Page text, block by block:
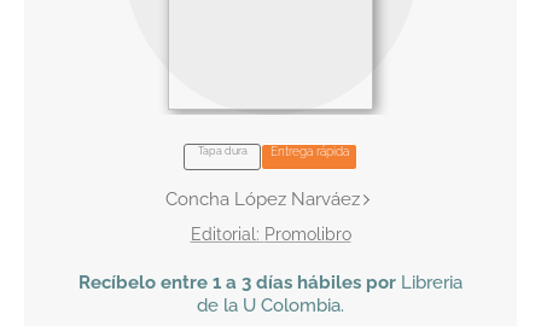
Tapa dura Entrega rápida
Concha López Narváez
Promolibro
Recíbelo entre 1 a 3 días hábiles por Libreria
de la U Colombia.
book haven